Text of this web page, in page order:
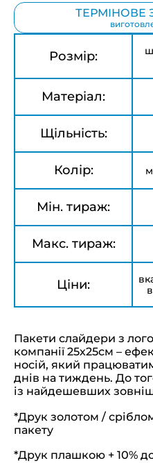
ТЕРМІНОВЕ
Розмір:
Матеріал:
Щільність:
Колір:
Мін. тираж:
Макс. тираж:
Ціни:
Пакети слайдери з
компанії 25х25см –
носій, який
днів на тиждень. До
із найдешевших
*Друк золотом /
пакету
*Друк плашкою + 10%